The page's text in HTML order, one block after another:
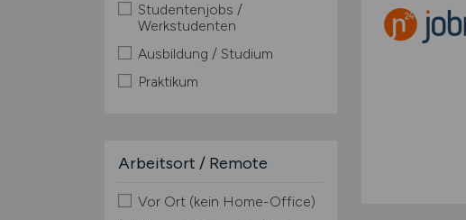
Studentenjobs /
Werkstudenten
Ausbildung / Studium
Praktikum
Arbeitsort / Remote
Vor Ort (kein Home-Office)